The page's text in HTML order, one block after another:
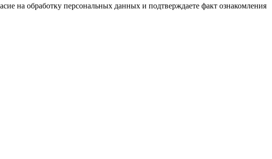
на обработку персональных данных и подтверждаете факт ознакомления